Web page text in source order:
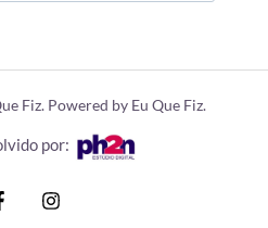
Fiz. Powered by Eu Que Fiz.
por: